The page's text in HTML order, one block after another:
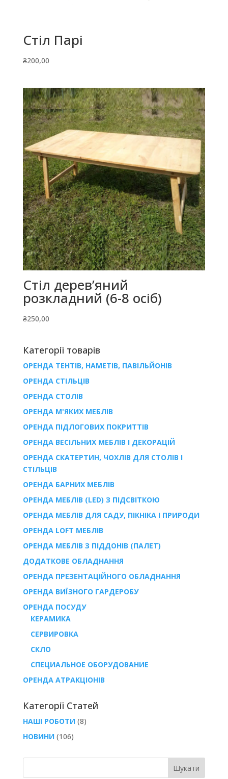
Стіл Парі
₴200,00
Стіл дерев’яний
розкладний (6-8 осіб)
₴250,00
Категорії товарів
ОРЕНДА ТЕНТІВ, НАМЕТІВ, ПАВІЛЬЙОНІВ
ОРЕНДА СТІЛЬЦІВ
ОРЕНДА СТОЛІВ
ОРЕНДА М'ЯКИХ МЕБЛІВ
ОРЕНДА ПІДЛОГОВИХ ПОКРИТТІВ
ОРЕНДА ВЕСІЛЬНИХ МЕБЛІВ І ДЕКОРАЦІЙ
ОРЕНДА СКАТЕРТИН, ЧОХЛІВ ДЛЯ СТОЛІВ І
СТІЛЬЦІВ
ОРЕНДА БАРНИХ МЕБЛІВ
ОРЕНДА МЕБЛІВ (LED) З ПІДСВІТКОЮ
ОРЕНДА МЕБЛІВ ДЛЯ САДУ, ПІКНІКА І ПРИРОДИ
ОРЕНДА LOFT МЕБЛІВ
ОРЕНДА МЕБЛІВ З ПІДДОНІВ (ПАЛЕТ)
ДОДАТКОВЕ ОБЛАДНАННЯ
ОРЕНДА ПРЕЗЕНТАЦІЙНОГО ОБЛАДНАННЯ
ОРЕНДА ВИЇЗНОГО ГАРДЕРОБУ
ОРЕНДА ПОСУДУ
КЕРАМИКА
СЕРВИРОВКА
СКЛО
СПЕЦИАЛЬНОЕ ОБОРУДОВАНИЕ
ОРЕНДА АТРАКЦІОНІВ
Категорії Статей
НАШІ РОБОТИ(8)
НОВИНИ(106)